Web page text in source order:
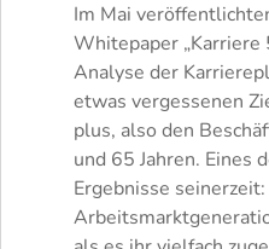
Im Mai
Whitepaper „Karriere
Analyse der
etwas vergessenen
plus, also den
und 65 Jahren. Eines
Ergebnisse